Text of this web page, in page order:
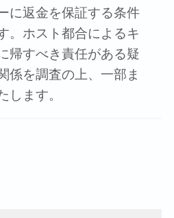
に返金を保証する条件
。ホスト都合によるキ
帰すべき責任がある疑
係を調査の上、一部ま
します。